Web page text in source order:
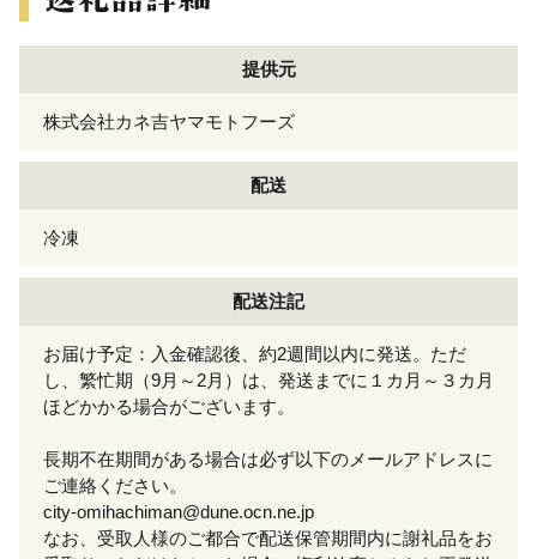
提供元
株式会社カネ吉ヤマモトフーズ
配送
冷凍
配送注記
お届け予定：入金確認後、約2週間以内に発送。ただ
し、繁忙期（9月～2月）は、発送までに１カ月～３カ月
ほどかかる場合がございます。
長期不在期間がある場合は必ず以下のメールアドレスに
ご連絡ください。
city-omihachiman@dune.ocn.ne.jp
なお、受取人様のご都合で配送保管期間内に謝礼品をお